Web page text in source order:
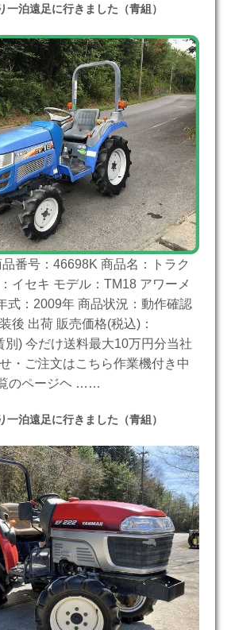
一泊遠足に行きました（青組）
番号：46698K 商品名：トラク
イセキ モデル：TM18 アワーメ
式：2009年 商品状況：動作確認
後 出荷 販売価格(税込)：
別) 今だけ送料最大10万円分当社
・ご注文はこちら作業機付き中
のページヘ ……
一泊遠足に行きました（青組）